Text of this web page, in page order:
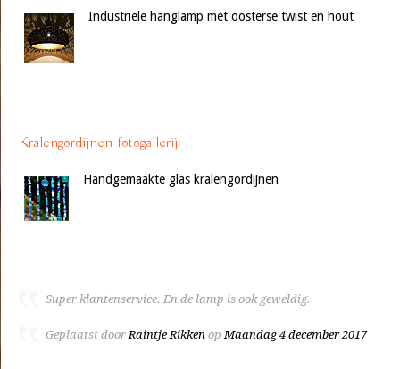
Industriële hanglamp met oosterse twist en hout
Kralengordijnen fotogallerij
Handgemaakte glas kralengordijnen
Super klantenservice. En de lamp is ook geweldig.
Geplaatst doorRaintje Rikken opMaandag 4 december 2017